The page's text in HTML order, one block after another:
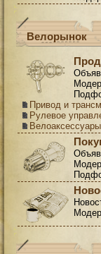
Велорынок
Привод и
Рулевое
Велоаксессуары